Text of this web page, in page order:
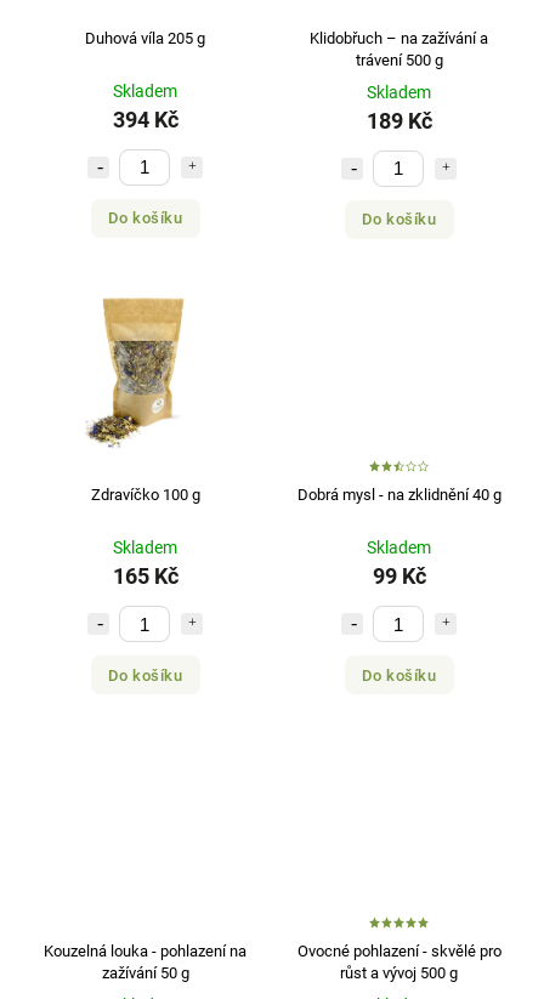
Duhová víla 205 g
Skladem
394 Kč
Do košíku
Klidobřuch – na zažívání a
trávení 500 g
Skladem
189 Kč
Do košíku
Zdravíčko 100 g
Skladem
165 Kč
Do košíku
Dobrá mysl - na zklidnění 40 g
Skladem
99 Kč
Do košíku
Kouzelná louka - pohlazení na
zažívání 50 g
Ovocné pohlazení - skvělé pro
růst a vývoj 500 g